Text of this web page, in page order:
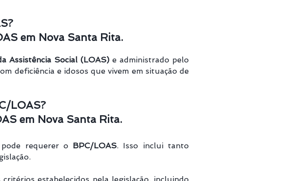
em Nova Santa Rita.
Assistência Social (LOAS)e administrado pelo
deficiência e idosos que vivem em situação de
LOAS?
em Nova Santa Rita.
requerer o BPC/LOAS. Isso inclui tanto